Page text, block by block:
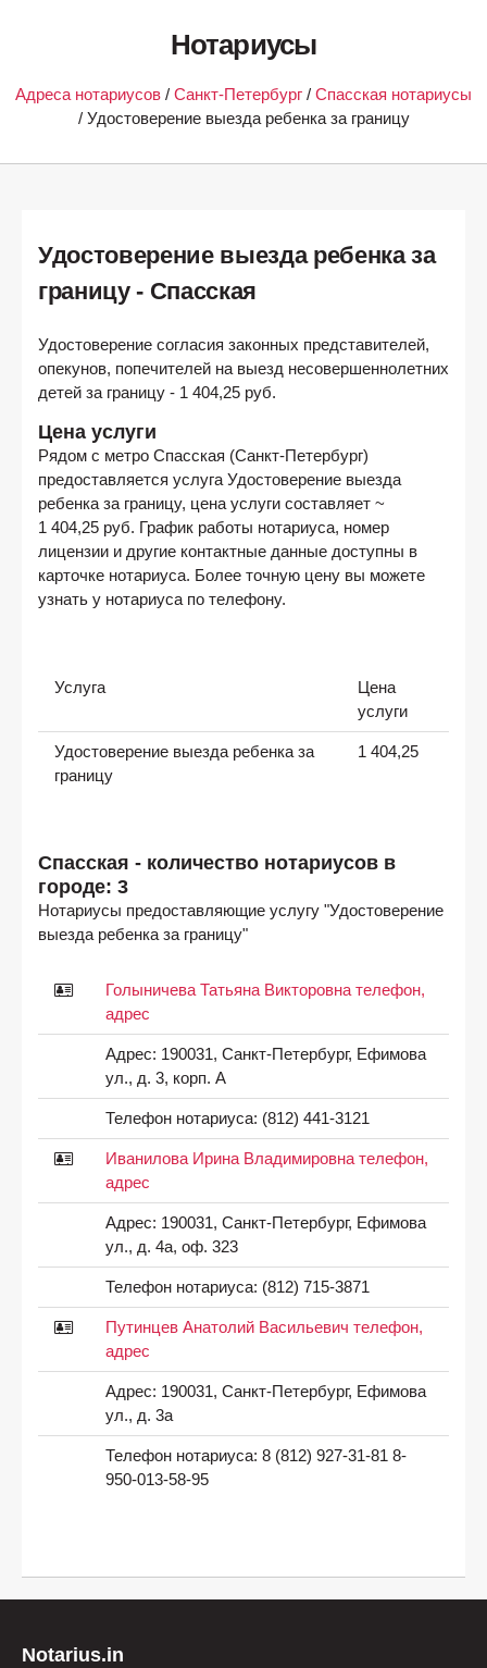
Нотариусы
Адреса нотариусов / Санкт-Петербург / Спасская нотариусы
/ Удостоверение выезда ребенка за границу
Удостоверение выезда ребенка за
границу - Спасская
Удостоверение согласия законных представителей,
опекунов, попечителей на выезд несовершеннолетних
детей за границу - 1 404,25 руб.
Цена услуги
Рядом с метро Спасская (Санкт-Петербург)
предоставляется услуга Удостоверение выезда
ребенка за границу, цена услуги составляет ~
1 404,25 руб. График работы нотариуса, номер
лицензии и другие контактные данные доступны в
карточке нотариуса. Более точную цену вы можете
узнать у нотариуса по телефону.
Услуга
Цена
услуги
Удостоверение выезда ребенка за
границу
1 404,25
Спасская - количество нотариусов в
городе: 3
Нотариусы предоставляющие услугу "Удостоверение
выезда ребенка за границу"
Голыничева Татьяна Викторовна телефон,
адрес
Адрес: 190031, Санкт-Петербург, Ефимова
ул., д. 3, корп. А
Телефон нотариуса: (812) 441-3121
Иванилова Ирина Владимировна телефон,
адрес
Адрес: 190031, Санкт-Петербург, Ефимова
ул., д. 4а, оф. 323
Телефон нотариуса: (812) 715-3871
Путинцев Анатолий Васильевич телефон,
адрес
Адрес: 190031, Санкт-Петербург, Ефимова
ул., д. 3а
Телефон нотариуса: 8 (812) 927-31-81 8-
950-013-58-95
Notarius.in